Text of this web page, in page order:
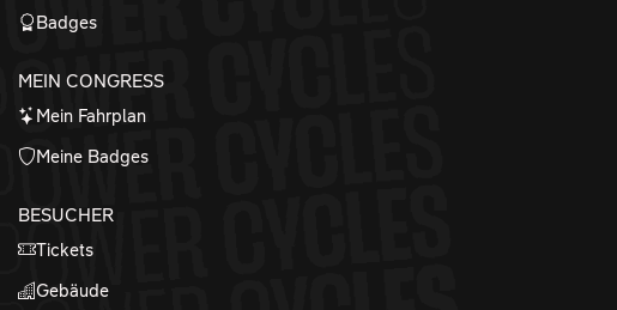
Badges
MEIN CONGRESS
Mein Fahrplan
Meine Badges
BESUCHER
Tickets
Gebäude